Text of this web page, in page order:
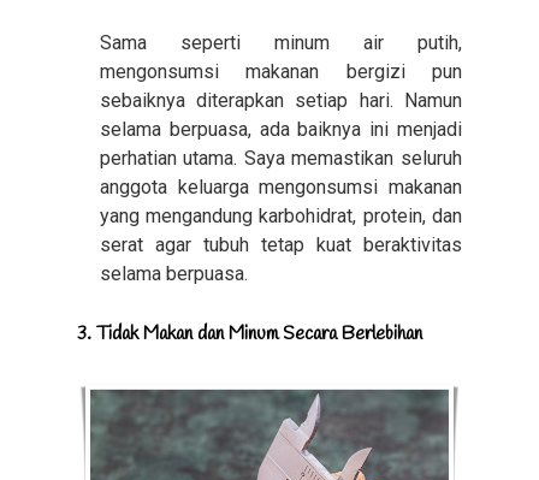
Sama seperti minum air putih,
mengonsumsi makanan bergizi pun
sebaiknya diterapkan setiap hari. Namun
selama berpuasa, ada baiknya ini menjadi
perhatian utama. Saya memastikan seluruh
anggota keluarga mengonsumsi makanan
yang mengandung karbohidrat, protein, dan
serat agar tubuh tetap kuat beraktivitas
selama berpuasa.
3. Tidak Makan dan Minum Secara Berlebihan